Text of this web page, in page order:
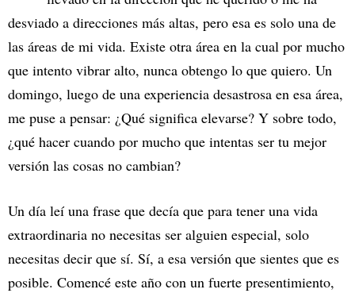
desviado a direcciones más altas, pero esa es solo una de
las áreas de mi vida. Existe otra área en la cual por mucho
que intento vibrar alto, nunca obtengo lo que quiero. Un
domingo, luego de una experiencia desastrosa en esa área,
me puse a pensar: ¿Qué significa elevarse? Y sobre todo,
¿qué hacer cuando por mucho que intentas ser tu mejor
versión las cosas no cambian?
Un día leí una frase que decía que para tener una vida
extraordinaria no necesitas ser alguien especial, solo
necesitas decir que sí. Sí, a esa versión que sientes que es
posible. Comencé este año con un fuerte presentimiento,